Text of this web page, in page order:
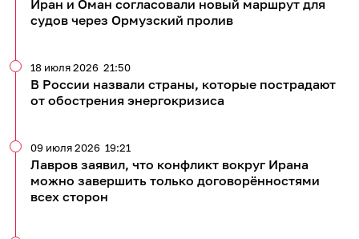
Иран и Оман согласовали новый маршрут для
судов через Ормузский пролив
В России назвали страны, которые пострадают
от обострения энергокризиса
18 июля 2026 21:50
Лавров заявил, что конфликт вокруг Ирана
можно завершить только договорённостями
всех сторон
09 июля 2026 19:21